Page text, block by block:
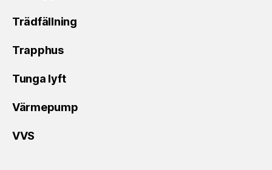
Trädfällning
Trapphus
Tunga lyft
Värmepump
VVS